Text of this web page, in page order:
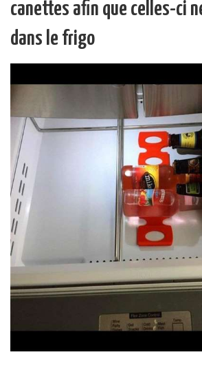
canettes afin que celles-ci
dans le frigo